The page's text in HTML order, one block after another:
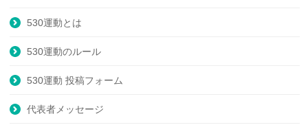
530運動とは
530運動のルール
530運動 投稿フォーム
代表者メッセージ